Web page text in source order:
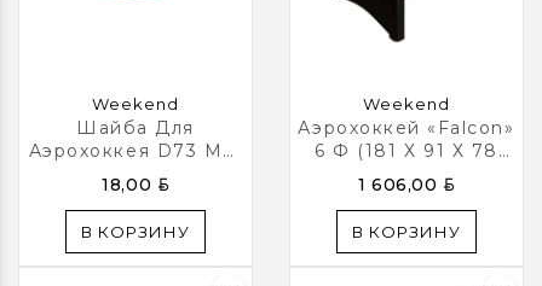
Weekend
Шайба Для
Аэрохоккея D73 Мм,
Красная/синий/
Белый
18,00 BYN
В КОРЗИНУ
Weekend
Аэрохоккей «Falcon»
6 Ф (181 Х 91 Х 78
См, Черный)
1 606,00 BYN
В КОРЗИНУ